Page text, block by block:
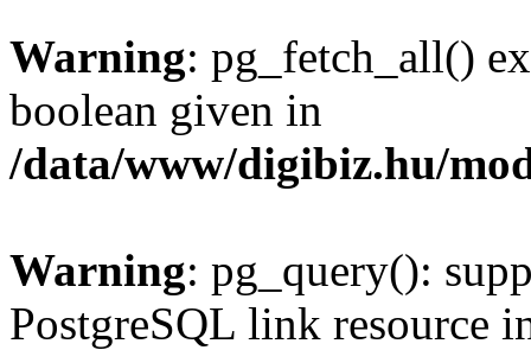
Warning: pg_fetch_all()
boolean given in
/data/www/digibiz.hu/
Warning: pg_query():
PostgreSQL link resource